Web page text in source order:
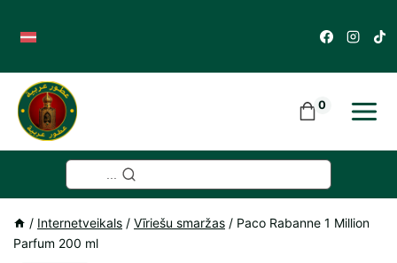
content
0
/ Internetveikals / Vīriešu smaržas / Paco Rabanne 1 Million
Parfum 200 ml